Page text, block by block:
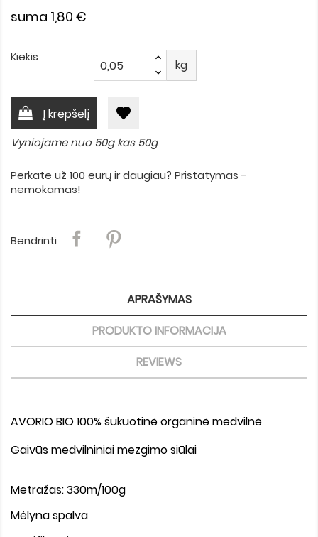
suma 1,80 €
Kiekis
kg
Į krepšelį favorite
Vyniojame nuo 50g kas 50g
Perkate už 100 eurų ir daugiau? Pristatymas -
nemokamas!
Bendrinti
APRAŠYMAS
PRODUKTO INFORMACIJA
REVIEWS
AVORIO BIO 100% šukuotinė organinė medvilnė
Gaivūs medvilniniai mezgimo siūlai
Metražas: 330m/100g
Mėlyna spalva